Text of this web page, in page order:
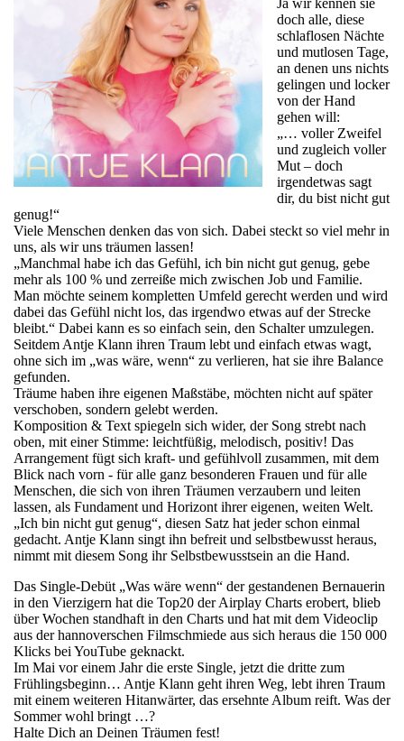
Ja wir kennen sie
doch alle, diese
schlaflosen Nächte
und mutlosen Tage,
an denen uns nichts
gelingen und locker
von der Hand
gehen will:
„… voller Zweifel
und zugleich voller
Mut – doch
irgendetwas sagt
dir, du bist nicht gut
genug!“
Viele Menschen denken das von sich. Dabei steckt so viel mehr in
uns, als wir uns träumen lassen!
„Manchmal habe ich das Gefühl, ich bin nicht gut genug, gebe
mehr als 100 % und zerreiße mich zwischen Job und Familie.
Man möchte seinem kompletten Umfeld gerecht werden und wird
dabei das Gefühl nicht los, das irgendwo etwas auf der Strecke
bleibt.“ Dabei kann es so einfach sein, den Schalter umzulegen.
Seitdem Antje Klann ihren Traum lebt und einfach etwas wagt,
ohne sich im „was wäre, wenn“ zu verlieren, hat sie ihre Balance
gefunden.
Träume haben ihre eigenen Maßstäbe, möchten nicht auf später
verschoben, sondern gelebt werden.
Komposition & Text spiegeln sich wider, der Song strebt nach
oben, mit einer Stimme: leichtfüßig, melodisch, positiv! Das
Arrangement fügt sich kraft- und gefühlvoll zusammen, mit dem
Blick nach vorn - für alle ganz besonderen Frauen und für alle
Menschen, die sich von ihren Träumen verzaubern und leiten
lassen, als Fundament und Horizont ihrer eigenen, weiten Welt.
„Ich bin nicht gut genug“, diesen Satz hat jeder schon einmal
gedacht. Antje Klann singt ihn befreit und selbstbewusst heraus,
nimmt mit diesem Song ihr Selbstbewusstsein an die Hand.
Das Single-Debüt „Was wäre wenn“ der gestandenen Bernauerin
in den Vierzigern hat die Top20 der Airplay Charts erobert, blieb
über Wochen standhaft in den Charts und hat mit dem Videoclip
aus der hannoverschen Filmschmiede aus sich heraus die 150 000
Klicks bei YouTube geknackt.
Im Mai vor einem Jahr die erste Single, jetzt die dritte zum
Frühlingsbeginn… Antje Klann geht ihren Weg, lebt ihren Traum
mit einem weiteren Hitanwärter, das ersehnte Album reift. Was der
Sommer wohl bringt …?
Halte Dich an Deinen Träumen fest!